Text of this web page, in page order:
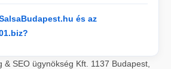
és az
& SEO ügynökség Kft. 1137 Budapest,